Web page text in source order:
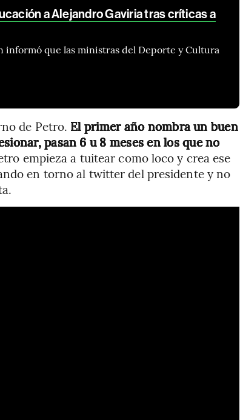
a Alejandro Gaviria tras críticas a
informó que las ministras del Deporte y Cultura
de Petro. El primer año nombra un buen
pasan 6 u 8 meses en los que no
empieza a tuitear como loco y crea ese
en torno al twitter del presidente y no